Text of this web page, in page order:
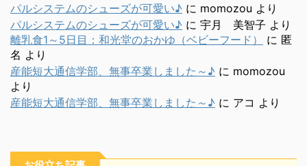
パルシステムのシューズが可愛い♪ に momozou より
パルシステムのシューズが可愛い♪ に 宇月 美智子 より
離乳食1～5日目：和光堂のおかゆ（ベビーフード）
に 匿
名 より
産能短大通信学部、無事卒業しました～♪ に momozou
より
産能短大通信学部、無事卒業しました～♪ に アコ より